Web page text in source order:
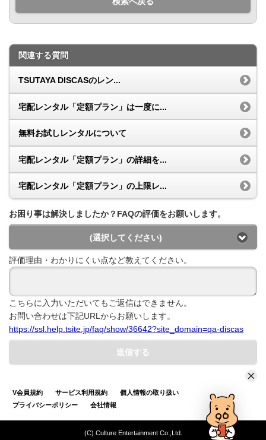
関連する質問
TSUTAYA DISCASのレン...
宅配レンタル「定額プラン」は一度に...
無料お試しレンタルについて
宅配レンタル「定額プラン」の詳細を...
宅配レンタル「定額プラン」の上限レ...
お困り事は解決しましたか？FAQの評価をお願いします。
(選択してください)
評価理由・わかりにくい点など教えてください。
こちらに入力いただいてもご返信はできません。
お問い合わせは下記URLからお願いします。
https://ssl.help.tsite.jp/faq/show/36642?site_domain=qa-discas
送信する
V会員規約 サービス利用規約
個人情報の取り扱い
プライバシーポリシー
会社情報
(C) Culture Entertainment Co.,Ltd.